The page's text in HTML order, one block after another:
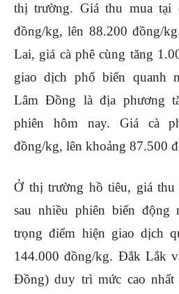
thị trường. Giá thu mua tại
đồng/kg, lên 88.200 đồng/
Lai, giá cà phê cùng tăng
giao dịch phổ biến quanh
Lâm Đồng là địa phương
phiên hôm nay. Giá cà
đồng/kg, lên khoảng 87.500
Ở thị trường hồ tiêu, giá
sau nhiều phiên biến động
trọng điểm hiện giao dịch
144.000 đồng/kg. Đắk Lắk
Đồng) duy trì mức cao nhất